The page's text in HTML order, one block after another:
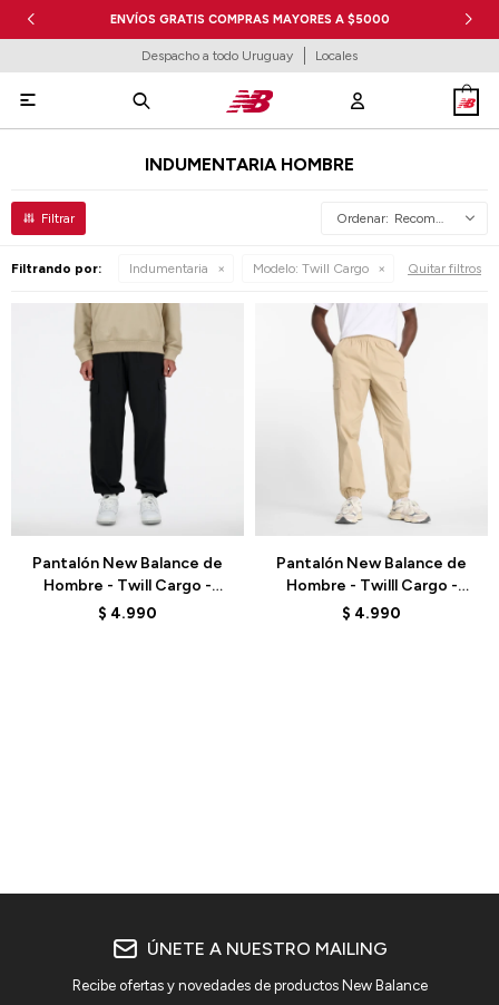
ENVÍOS GRATIS COMPRAS MAYORES A $5000
Despacho a todo Uruguay Locales

INDUMENTARIA HOMBRE
Recomendados
Filtrando por: Indumentaria Modelo: Twill Cargo Quitar filtros
Pantalón New Balance de
Hombre - Twill Cargo -
MP41579BK - ELD
$ 4.990
Pantalón New Balance de
Hombre - Twilll Cargo -
MP41579SOT - ELD
$ 4.990
ÚNETE A NUESTRO MAILING
Recibe ofertas y novedades de productos New Balance